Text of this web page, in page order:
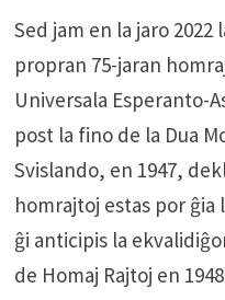
Sed jam en la jaro
propran 75-jaran
Universala Esperanto-
post la fino de la Dua
Svislando, en 1947,
homrajtoj estas por ĝia
ĝi anticipis la
de Homaj Rajtoj en